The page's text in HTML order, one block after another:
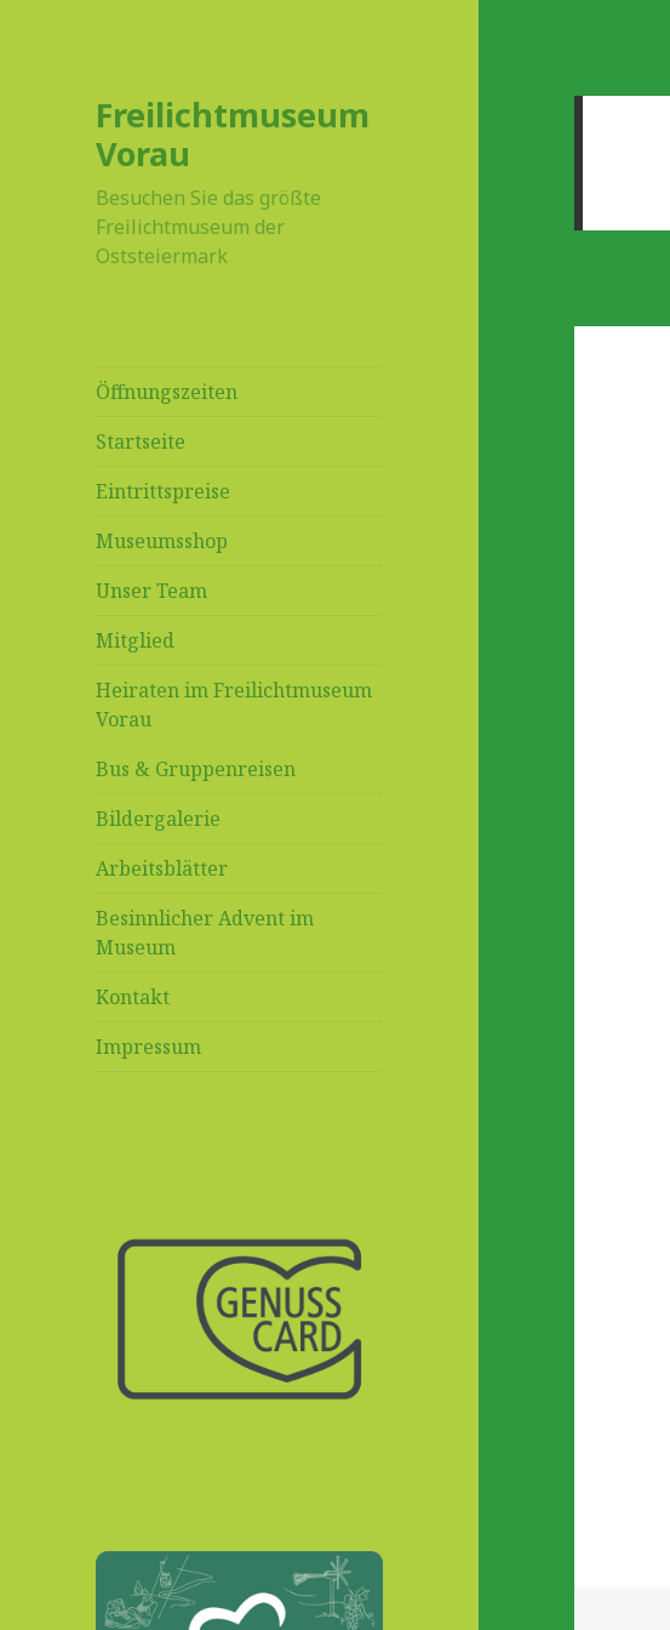
Freilichtmuseum
Vorau
Besuchen Sie das größte
Freilichtmuseum der
Oststeiermark
Öffnungszeiten
Startseite
Eintrittspreise
Museumsshop
Unser Team
Mitglied
Heiraten im Freilichtmuseum
Vorau
Bus & Gruppenreisen
Bildergalerie
Arbeitsblätter
Besinnlicher Advent im
Museum
Kontakt
Impressum